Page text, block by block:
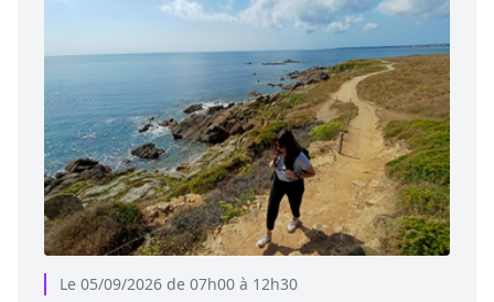
Le 05/09/2026 de 07h00 à 12h30